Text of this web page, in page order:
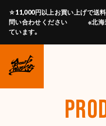
☆11,000円以上お買い上げで送
問い合わせください ※北海道
ています。